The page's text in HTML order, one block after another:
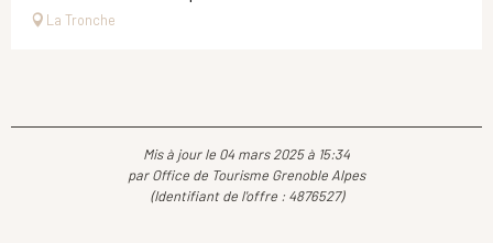
La Tronche
Mis à jour le 04 mars 2025 à 15:34
par Office de Tourisme Grenoble Alpes
(Identifiant de l'offre : 4876527)